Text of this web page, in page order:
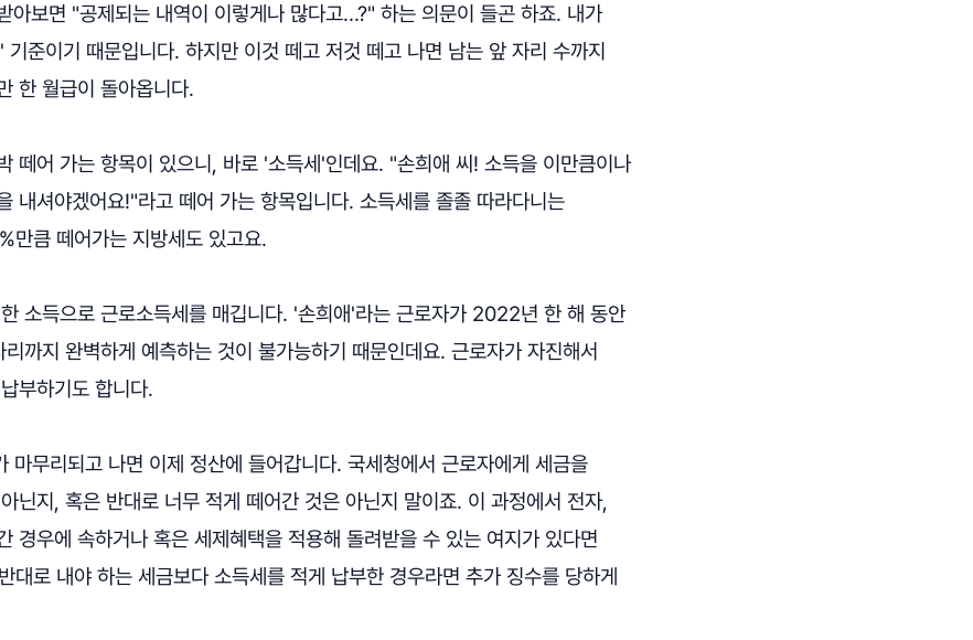
아보면 "공제되는 내역이 이렇게나 많다고…?" 하는 의문이 들곤 하죠. 내가
준이기 때문입니다. 하지만 이것 떼고 저것 떼고 나면 남는 앞 자리 수까지
한 월급이 돌아옵니다.
떼어 가는 항목이 있으니, 바로 '소득세'인데요. "손희애 씨! 소득을 이만큼이나
내셔야겠어요!"라고 떼어 가는 항목입니다. 소득세를 졸졸 따라다니는
만큼 떼어가는 지방세도 있고요.
소득으로 근로소득세를 매깁니다. '손희애'라는 근로자가 2022년 한 해 동안
까지 완벽하게 예측하는 것이 불가능하기 때문인데요. 근로자가 자진해서
부하기도 합니다.
마무리되고 나면 이제 정산에 들어갑니다. 국세청에서 근로자에게 세금을
닌지, 혹은 반대로 너무 적게 떼어간 것은 아닌지 말이죠. 이 과정에서 전자,
경우에 속하거나 혹은 세제혜택을 적용해 돌려받을 수 있는 여지가 있다면
대로 내야 하는 세금보다 소득세를 적게 납부한 경우라면 추가 징수를 당하게